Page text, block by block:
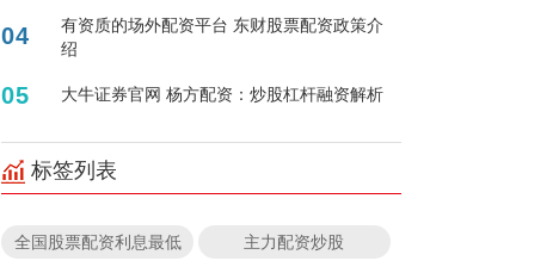
04
有资质的场外配资平台 东财股票配资政策介
绍
05 大牛证券官网 杨方配资：炒股杠杆融资解析
标签列表
全国股票配资利息最低 主力配资炒股